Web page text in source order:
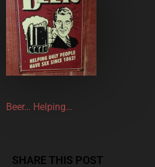
Beer… Helping…
SHARE THIS POST